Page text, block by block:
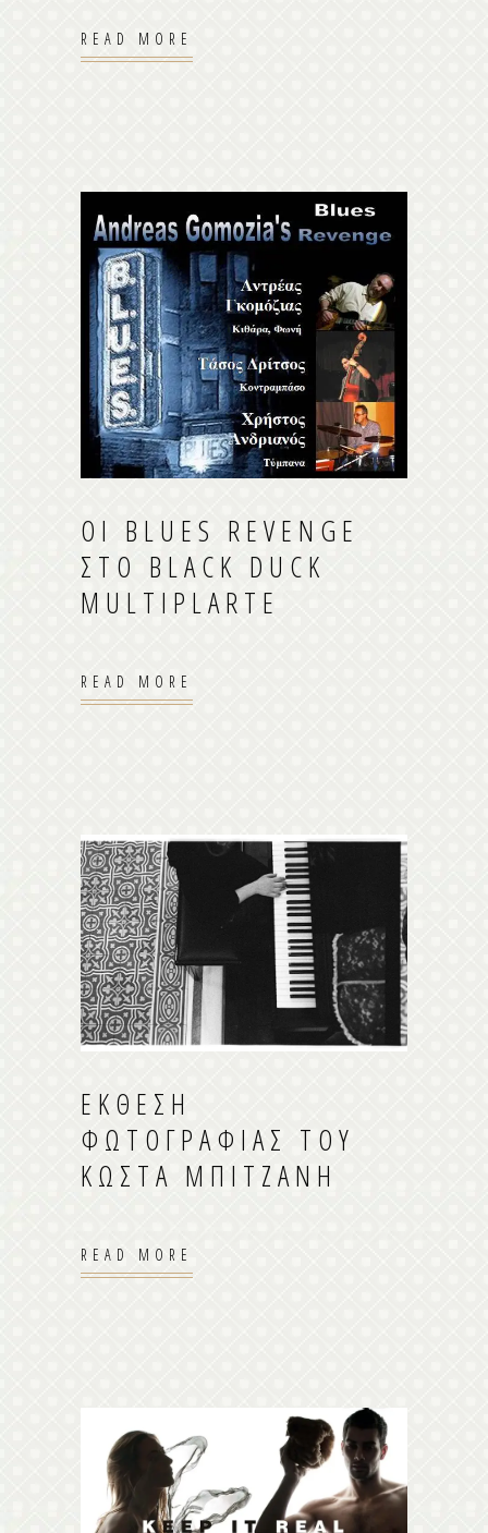
READ MORE
ΟΙ BLUES REVENGE
ΣΤΟ BLACK DUCK
MULTIPLARTE
READ MORE
ΈΚΘΕΣΗ
ΦΩΤΟΓΡΑΦΊΑΣ ΤΟΥ
ΚΏΣΤΑ ΜΠΙΤΖΆΝΗ
READ MORE